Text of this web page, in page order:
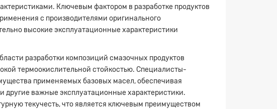
Ключевым фактором в разработке продуктов
с производителями оригинального
высокие эксплуатационные характеристики
разработки композиций смазочных продуктов
термоокислительной стойкостью. Специалисты-
применяемых базовых масел, обеспечивая
другие важные эксплуатационные характеристики.
текучесть, что является ключевым преимуществом